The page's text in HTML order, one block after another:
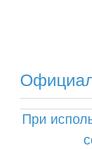
При